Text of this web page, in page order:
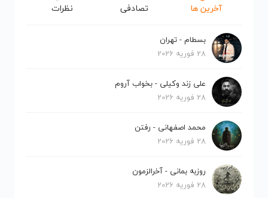
آخرین ها تصادفی نظرات
بسطام - تهران
28 فوریه 2026
علی زند وکیلی - بخواب آروم
28 فوریه 2026
محمد اصفهانی - رفتن
28 فوریه 2026
روزبه بمانی - آخرالزمون
28 فوریه 2026